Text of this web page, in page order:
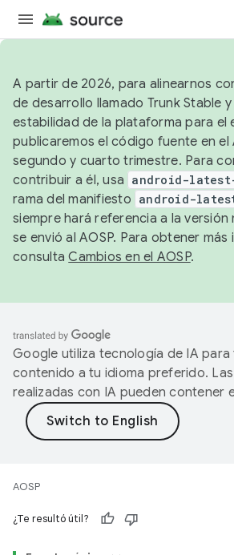
A partir de 2026, para alinearnos
de desarrollo llamado Trunk Stable
estabilidad de la plataforma para el
publicaremos el código fuente en el
segundo y cuarto trimestre. Para
contribuir a él, usa android-
rama del manifiesto android-
siempre hará referencia a la versión
se envió al AOSP. Para obtener
consultaCambios en el AOSP.
Google utiliza tecnología de IA
contenido a tu idioma preferido.
realizadas con IA pueden contener
AOSP
¿Te resultó útil?